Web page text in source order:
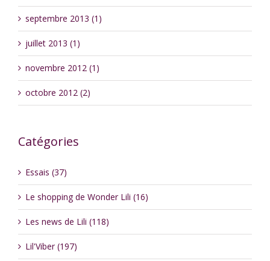
septembre 2013 (1)
juillet 2013 (1)
novembre 2012 (1)
octobre 2012 (2)
Catégories
Essais (37)
Le shopping de Wonder Lili (16)
Les news de Lili (118)
Lil'Viber (197)